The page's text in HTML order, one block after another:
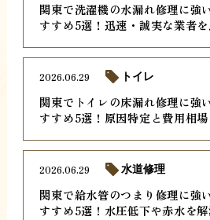
関東で洗濯機の水漏れ修理に強
すすめ5選！迅速・誠実な業者
関東でトイレの床漏れ修理に強
すすめ5選！原因特定と費用相場
2026.06.29 トイレ
関東で給水管のつまり修理に強
すすめ5選！水圧低下や赤水を
2026.06.29 水道修理